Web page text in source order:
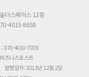
더스페이스 12층
4015-8658
: 070-4010-7078
즈니스포스트
발행일자: 2013년 12월 2일